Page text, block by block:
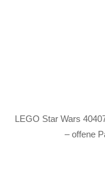
LEGO Star Wars
– offene